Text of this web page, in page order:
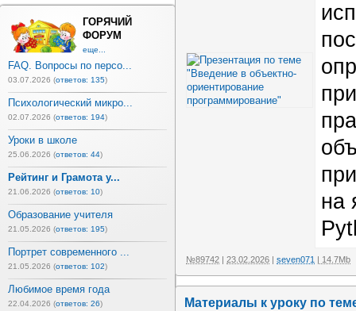
ГОРЯЧИЙ
ФОРУМ
еще...
FAQ. Вопросы по персо...
03.07.2026 (ответов: 135)
Психологический микро...
02.07.2026 (ответов: 194)
Уроки в школе
25.06.2026 (ответов: 44)
Рейтинг и Грамота у...
21.06.2026 (ответов: 10)
Образование учителя
21.05.2026 (ответов: 195)
Портрет современного ...
21.05.2026 (ответов: 102)
Любимое время года
22.04.2026 (ответов: 26)
на
№89742 23.02.2026 seven071 | 14.7Mb
Материалы к уроку по